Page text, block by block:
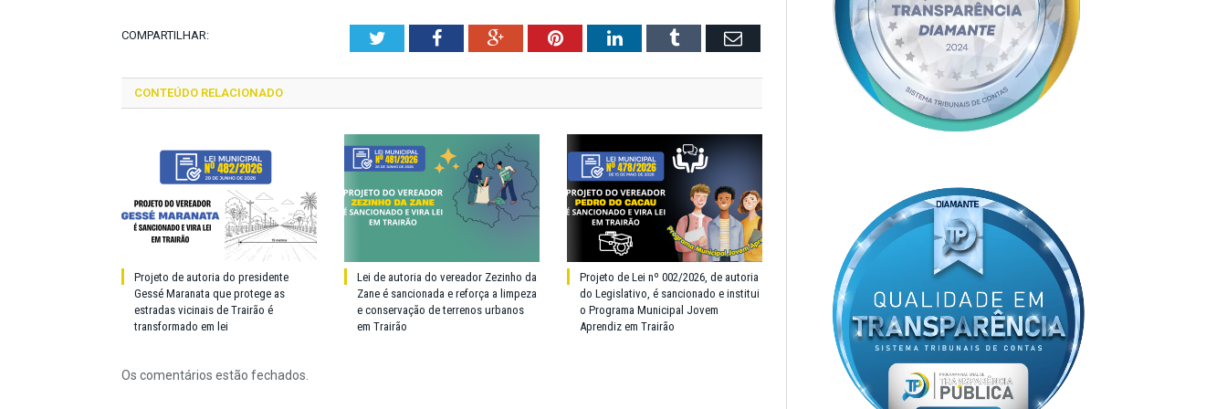
COMPARTILHAR: TwitterFacebookGoogle+PinterestLinkedInTumblr Email
CONTEÚDO RELACIONADO
Projeto de autoria do presidente
Gessé Maranata que protege as
estradas vicinais de Trairão é
transformado em lei
Lei de autoria do vereador Zezinho da
Zane é sancionada e reforça a limpeza
e conservação de terrenos urbanos
em Trairão
Projeto de Lei nº 002/2026, de autoria
do Legislativo, é sancionado e institui
o Programa Municipal Jovem
Aprendiz em Trairão
Os comentários estão fechados.